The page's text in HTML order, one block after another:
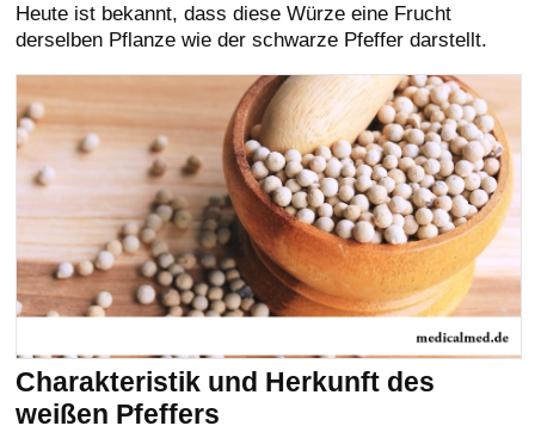
Heute ist bekannt, dass diese Würze eine Frucht
derselben Pflanze wie der schwarze Pfeffer darstellt.
Charakteristik und Herkunft des
weißen Pfeffers